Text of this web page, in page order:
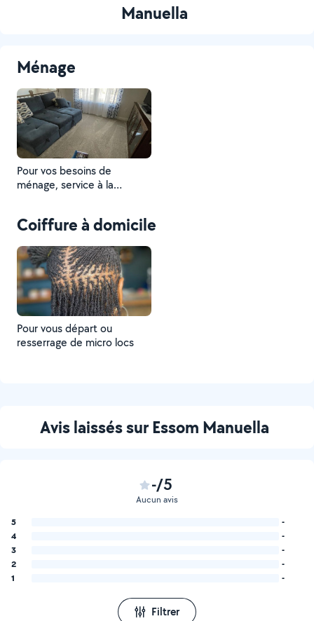
Manuella
Ménage
Pour vos besoins de
ménage, service à la
Coiffure à domicile
Pour vous départ ou
resserrage de micro locs
Avis laissés sur Essom Manuella
-/5
Aucun avis
5
-
4
-
3
-
2
-
1
-
Filtrer